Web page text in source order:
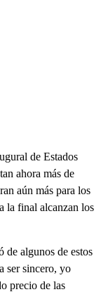
de Estados
ahora más de
aún más para los
la final alcanzan los
de algunos de estos
ser sincero, yo
precio de las